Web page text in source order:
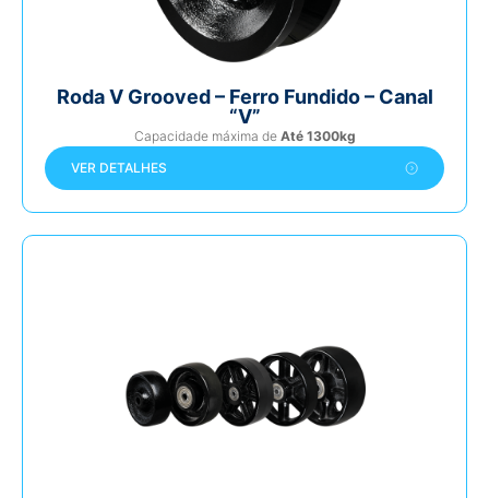
Roda V Grooved – Ferro Fundido – Canal
“V”
Capacidade máxima de Até 1300kg
VER DETALHES